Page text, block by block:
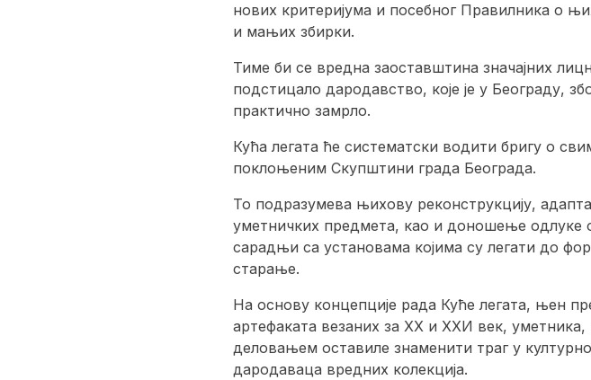
нових критеријума и посебног Правилника о
и мањих збирки.
Тиме би се вредна заоставштина значајних
подстицало дародавство, које је у Београду,
практично замрло.
Кућа легата ће систематски водити бригу о
поклоњеним Скупштини града Београда.
То подразумева њихову реконструкцију,
уметничких предмета, као и доношење одлуке
сарадњи са установама којима су легати до
старање.
На основу концепције рада Куће легата, њен
артефаката везаних за XX и XXИ век,
деловањем оставиле знаменити траг у
дародаваца вредних колекција.